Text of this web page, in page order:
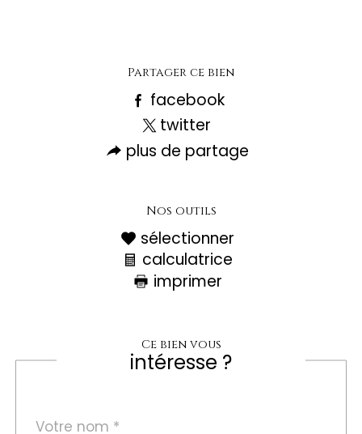
Partager ce bien
facebook
twitter
plus de partage
Nos outils
sélectionner
calculatrice
imprimer
Ce bien vous
intéresse ?
par
*